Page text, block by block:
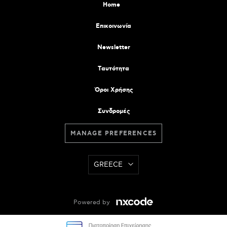
Home
Επικοινωνία
Newsletter
Tαυτότητα
Όροι Χρήσης
Συνδρομές
MANAGE PREFERENCES
GREECE
Powered by